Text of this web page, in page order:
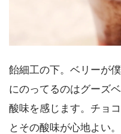
飴細工の下。ベリーが
にのってるのはグーズ
酸味を感じます。チョ
とその酸味が心地よい。